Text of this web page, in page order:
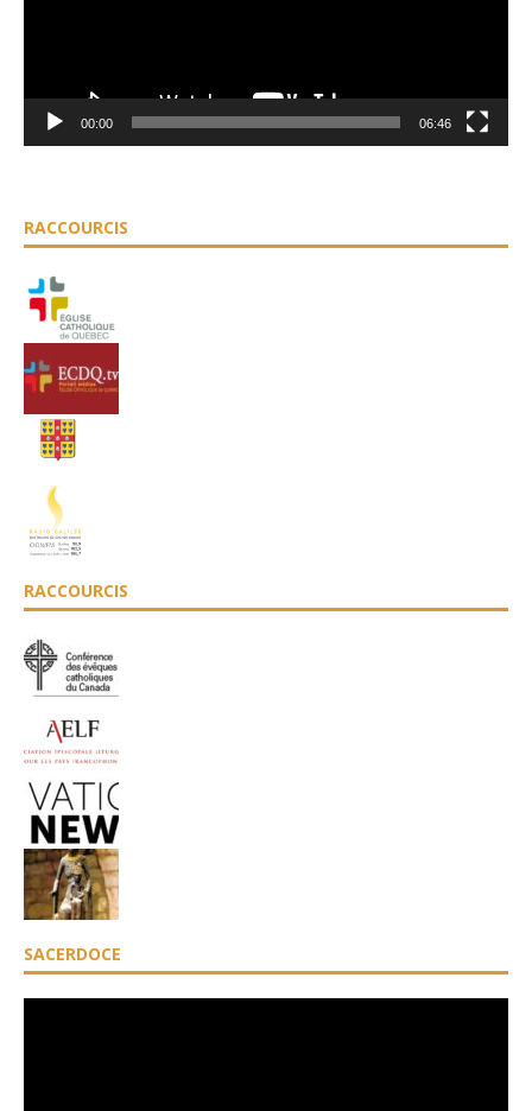
00:00 06:46
RACCOURCIS
RACCOURCIS
SACERDOCE